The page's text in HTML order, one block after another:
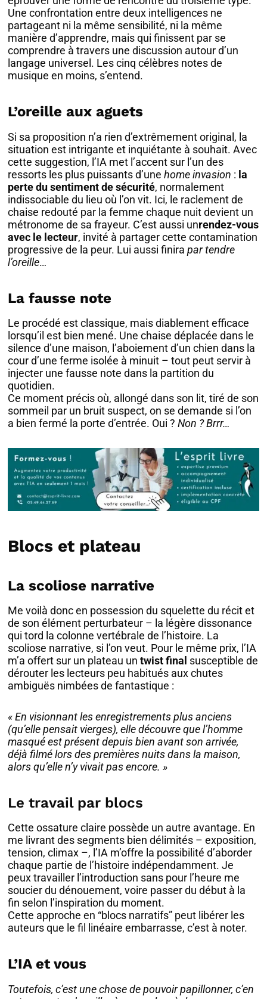
Une confrontation entre deux intelligences ne
partageant ni la même sensibilité, ni la même
manière d’apprendre, mais qui finissent par se
comprendre à travers une discussion autour d’un
langage universel. Les cinq célèbres notes de
musique en moins, s’entend.
L’oreille aux aguets
Si sa proposition n’a rien d’extrêmement original, la
situation est intrigante et inquiétante à souhait. Avec
cette suggestion, l’IA met l’accent sur l’un des
ressorts les plus puissants d’unehome invasion : la
perte du sentiment de sécurité, normalement
indissociable du lieu où l’on vit. Ici, le raclement de
chaise redouté par la femme chaque nuit devient un
métronome de sa frayeur. C’est aussi unrendez-vous
avec le lecteur, invité à partager cette contamination
progressive de la peur. Lui aussi finirapar tendre
l’oreille…
La fausse note
Le procédé est classique, mais diablement efficace
lorsqu’il est bien mené. Une chaise déplacée dans le
silence d’une maison, l’aboiement d’un chien dans la
cour d’une ferme isolée à minuit – tout peut servir à
injecter une fausse note dans la partition du
quotidien.
Ce moment précis où, allongé dans son lit, tiré de son
sommeil par un bruit suspect, on se demande si l’on
a bien fermé la porte d’entrée. Oui ?Non ?Brrr…
Blocs et plateau
La scoliose narrative
Me voilà donc en possession du squelette du récit et
de son élément perturbateur – la légère dissonance
qui tord la colonne vertébrale de l’histoire. La
scoliose narrative, si l’on veut. Pour le même prix, l’IA
m’a offert sur un plateau untwist final susceptible de
dérouter les lecteurs peu habitués aux chutes
ambiguës nimbées de fantastique :
« En visionnant les enregistrements plus anciens
(qu’elle pensait vierges), elle découvre que l’homme
masqué est présent depuis bien avant son arrivée,
déjà filmé lors des premières nuits dans la maison,
alors qu’elle n’y vivait pas encore. »
Le travail par blocs
Cette ossature claire possède un autre avantage. En
me livrant des segments bien délimités – exposition,
tension, climax –, l’IA m’offre la possibilité d’aborder
chaque partie de l’histoire indépendamment. Je
peux travailler l’introduction sans pour l’heure me
soucier du dénouement, voire passer du début à la
fin selon l’inspiration du moment.
Cette approche en “blocs narratifs” peut libérer les
auteurs que le fil linéaire embarrasse, c’est à noter.
L’IA et vous
Toutefois, c’est une chose de pouvoir papillonner, c’en